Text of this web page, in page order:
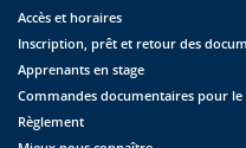
Accès et horaires
Inscription, prêt et retour des
Apprenants en stage
Commandes documentaires pour
Règlement